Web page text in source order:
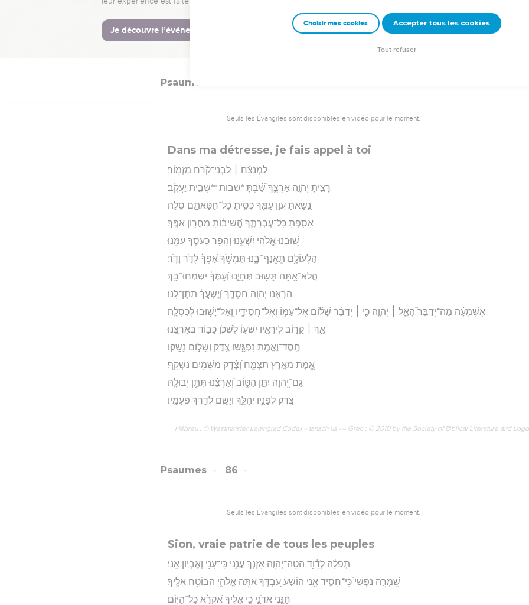
יְהוָ֥ה צְבָא֑וֹת אַֽשְׁרֵ֥י אָ֝דָ֗ם בֹּטֵ֥חַ בָּֽךְ׃
Hébreu : © Westminster Leningrad Codex - tanach.us --- Grec : © 2010 by the Society of Biblical Literature and
Psaumes
Seuls les Évangiles sont disponibles en vidéo pour le moment.
Dans ma détresse, je fais appel à toi
לַמְנַצֵּ֬חַ ׀ לִבְנֵי־קֹ֬רַח מִזְמֽוֹר׃
רָצִ֣יתָ יְהוָ֣ה אַרְצֶ֑ךָ שַׁ֝֗בְתָּ *שבות **שְׁבִ֣ית יַעֲקֹֽב׃
נָ֭שָׂאתָ עֲוֺ֣ן עַמֶּ֑ךָ כִּסִּ֖יתָ כָל־חַטָּאתָ֣ם סֶֽלָה׃
אָסַ֥פְתָּ כָל־עֶבְרָתֶ֑ךָ הֱ֝שִׁיב֗וֹתָ מֵחֲר֥וֹן אַפֶּֽךָ׃
שׁ֭וּבֵנוּ אֱלֹהֵ֣י יִשְׁעֵ֑נוּ וְהָפֵ֖ר כַּֽעַסְךָ֣ עִמָּֽנוּ׃
הַלְעוֹלָ֥ם תֶּֽאֱנַף־בָּ֑נוּ תִּמְשֹׁ֥ךְ אַ֝פְּךָ֗ לְדֹ֣ר וָדֹֽר׃
הֲֽלֹא־אַ֭תָּה תָּשׁ֣וּב תְּחַיֵּ֑נוּ וְ֝עַמְּךָ֗ יִשְׂמְחוּ־בָֽךְ׃
הַרְאֵ֣נוּ יְהוָ֣ה חַסְדֶּ֑ךָ וְ֝יֶשְׁעֲךָ֗ תִּתֶּן־לָֽנוּ׃
אֶשְׁמְעָ֗ה מַה־יְדַבֵּר֮ הָאֵ֪ל ׀ יְה֫וָ֥ה כִּ֤י ׀ יְדַבֵּ֬ר שָׁל֗וֹם אֶל־עַמּ֥וֹ וְאֶל־חֲסִידָ֑יו וְֽאַל־יָשׁ֥וּבוּ לְכִסְלָֽה׃
אַ֤ךְ ׀ קָר֣וֹב לִירֵאָ֣יו יִשְׁע֑וֹ לִשְׁכֹּ֖ן כָּב֣וֹד בְּאַרְצֵֽנוּ׃
חֶֽסֶד־וֶאֱמֶ֥ת נִפְגָּ֑שׁוּ צֶ֖דֶק וְשָׁל֣וֹם נָשָֽׁקוּ׃
אֱ֭מֶת מֵאֶ֣רֶץ תִּצְמָ֑ח וְ֝צֶ֗דֶק מִשָּׁמַ֥יִם נִשְׁקָֽף׃
גַּם־יְ֭הוָה יִתֵּ֣ן הַטּ֑וֹב וְ֝אַרְצֵ֗נוּ תִּתֵּ֥ן יְבוּלָֽהּ׃
צֶ֭דֶק לְפָנָ֣יו יְהַלֵּ֑ךְ וְיָשֵׂ֖ם לְדֶ֣רֶךְ פְּעָמָֽיו׃
Hébreu : © Westminster Leningrad Codex - tanach.us --- Grec : © 2010 by the Society of Biblical Literature and
Psaumes 86
Seuls les Évangiles sont disponibles en vidéo pour le moment.
Sion, vraie patrie de tous les peuples
תְּפִלָּ֗ה לְדָ֫וִ֥ד הַטֵּֽה־יְהוָ֣ה אָזְנְךָ֣ עֲנֵ֑נִי כִּֽי־עָנִ֖י וְאֶבְי֣וֹן אָֽנִי׃
שָֽׁמְרָ֣ה נַפְשִׁי֮ כִּֽי־חָסִ֪יד אָ֥נִי הוֹשַׁ֣ע עַ֭בְדְּךָ אַתָּ֣ה אֱלֹהַ֑י הַבּוֹטֵ֥חַ אֵלֶֽיךָ׃
חָנֵּ֥נִי אֲדֹנָ֑י כִּ֥י אֵלֶ֥יךָ אֶ֝קְרָ֗א כָּל־הַיּֽוֹם׃
Choisir mes cookies Accepter tous les cookies
Tout refuser